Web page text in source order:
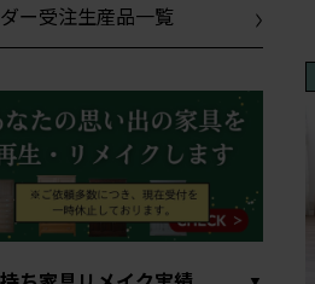
ー受注生産品一覧